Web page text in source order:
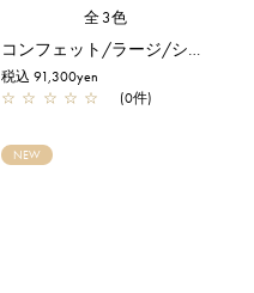
全3色
コンフェット/ラージ/シルバー
税込 91,300yen
☆ ☆ ☆ ☆ ☆ (0件)
NEW